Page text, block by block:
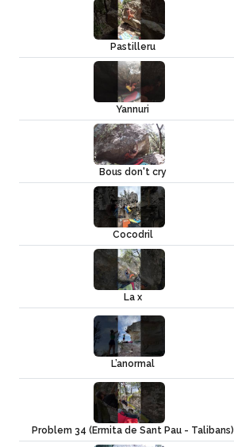
Pastilleru
Yannuri
Bous don't cry
Cocodril
La x
L’anormal
Problem 34 (Ermita de Sant Pau - Talibans)